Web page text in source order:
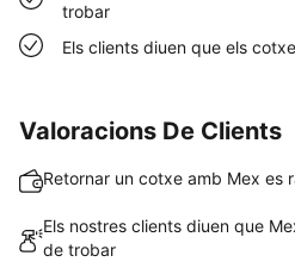
trobar
Els clients diuen que els
Valoracions De Clients
Retornar un cotxe amb Mex es
Els nostres clients diuen que
de trobar